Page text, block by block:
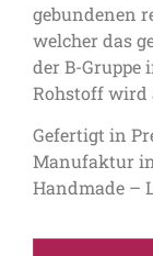
gebundenen
welcher das
der B-Gruppe
Rohstoff wird
Gefertigt in
Manufaktur
Handmade –